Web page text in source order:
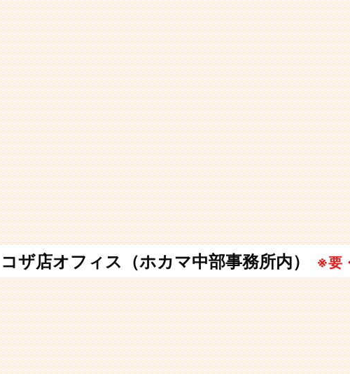
コザ店オフィス（ホカマ中部事務所内） ※要